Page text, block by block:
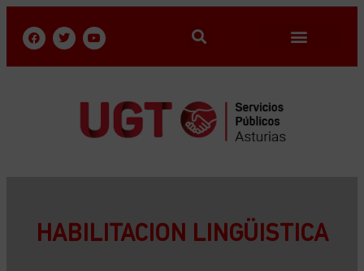
HABILITACION LINGÜISTICA